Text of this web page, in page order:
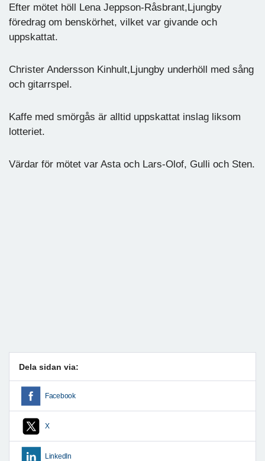
Efter mötet höll Lena Jeppson-Råsbrant,Ljungby
föredrag om benskörhet, vilket var givande och
uppskattat.
Christer Andersson Kinhult,Ljungby underhöll med sång
och gitarrspel.
Kaffe med smörgås är alltid uppskattat inslag liksom
lotteriet.
Värdar för mötet var Asta och Lars-Olof, Gulli och Sten.
Dela sidan via:
Facebook
X
LinkedIn